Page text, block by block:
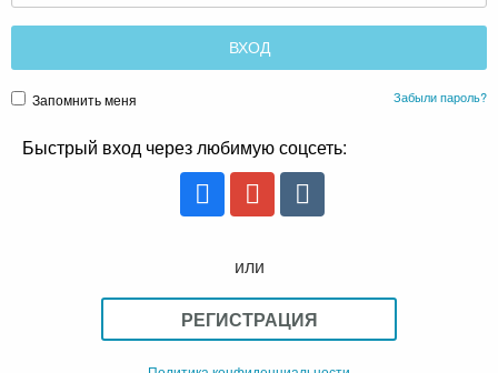
Запомнить меня Забыли пароль?
Быстрый вход через любимую соцсеть:
или
РЕГИСТРАЦИЯ